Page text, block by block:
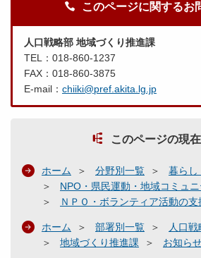
このページに関するお
人口戦略部 地域づくり推進課
TEL：018-860-1237
FAX：018-860-3875
E-mail： chiiki@pref.akita.lg.jp
このページの現
ホーム 分野別一覧
暮らし
NPO・県民運動・地域コミュニ
ＮＰＯ・ボランティア活動の支
ホーム 部署別一覧
人口戦
地域づくり推進課
お知ら